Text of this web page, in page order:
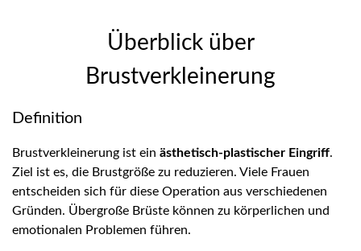
Überblick über
Brustverkleinerung
Definition
Brustverkleinerung ist ein ästhetisch-plastischer Eingriff.
Ziel ist es, die Brustgröße zu reduzieren. Viele Frauen
entscheiden sich für diese Operation aus verschiedenen
Gründen. Übergroße Brüste können zu körperlichen und
emotionalen Problemen führen.